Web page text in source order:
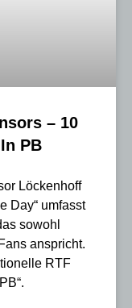
– 10
PB
Löckenhoff
Day“ umfasst
sowohl
anspricht.
RTF